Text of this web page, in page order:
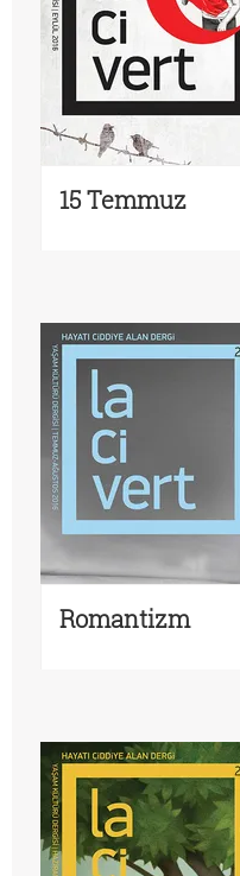
15 Temmuz
Romantizm